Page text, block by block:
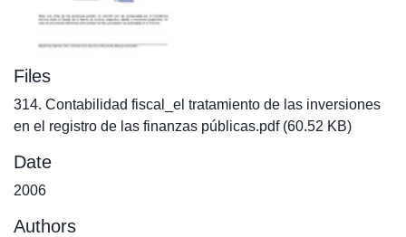
Files
314. Contabilidad fiscal_el tratamiento de las inversiones
en el registro de las finanzas públicas.pdf(60.52 KB)
Date
2006
Authors